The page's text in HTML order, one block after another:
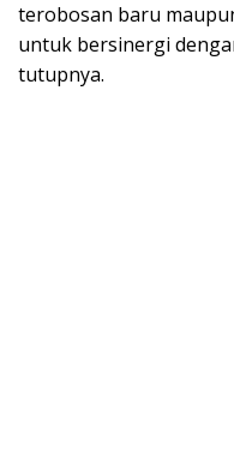
terobosan baru
untuk bersinergi
tutupnya.